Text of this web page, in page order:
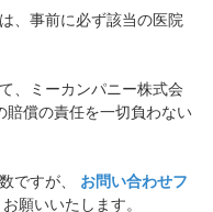
、事前に必ず該当の医院
、ミーカンパニー株式会
賠償の責任を一切負わない
ですが、 お問い合わせフ
願いいたします。